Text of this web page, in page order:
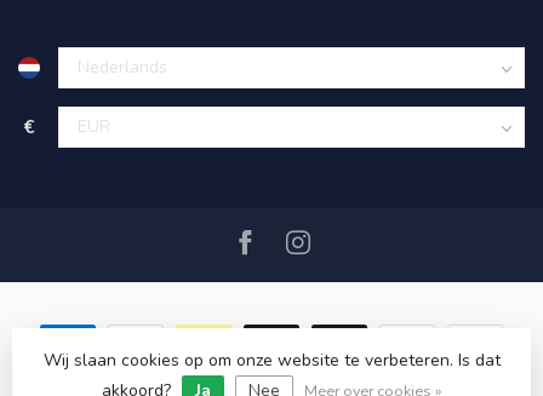
€
© Copyright 2026 SAIL360 watersport and boat equipment
Wij slaan cookies op om onze website te verbeteren. Is dat
akkoord?
Ja Nee Meer over cookies »